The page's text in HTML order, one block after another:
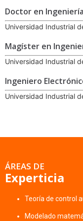
Doctor en
Universidad Industrial
Magíster en
Universidad Industrial
Ingeniero
Universidad Industrial
ÁREAS DE
Experticia
Teoría de control
Modelado